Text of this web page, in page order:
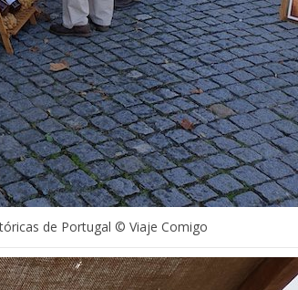
de Portugal © Viaje Comigo